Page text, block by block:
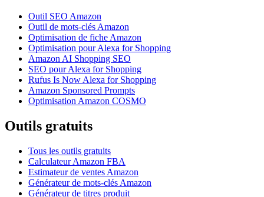
Outil SEO Amazon
Outil de mots-clés Amazon
Optimisation de fiche Amazon
Optimisation pour Alexa for Shopping
Amazon AI Shopping SEO
SEO pour Alexa for Shopping
Rufus Is Now Alexa for Shopping
Amazon Sponsored Prompts
Optimisation Amazon COSMO
Outils gratuits
Tous les outils gratuits
Calculateur Amazon FBA
Estimateur de ventes Amazon
Générateur de mots-clés Amazon
Générateur de titres produit